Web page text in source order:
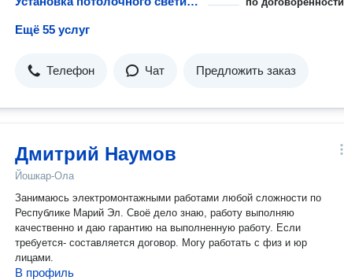
Ещё 55 услуг
Телефон Чат Предложить заказ
Дмитрий Наумов
Йошкар-Ола
Занимаюсь электромонтажными работами любой сложности по
Республике Марий Эл. Своё дело знаю, работу выполняю
качественно и даю гарантию на выполненную работу. Если
требуется- составляется договор. Могу работать с физ и юр
лицами.
В профиль